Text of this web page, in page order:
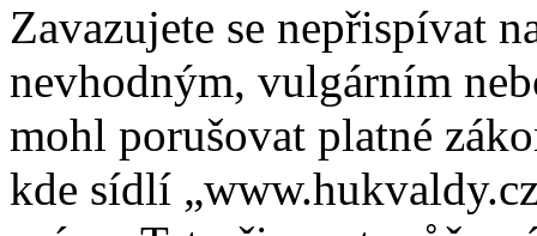
Zavazujete se nepřispívat
nevhodným, vulgárním
mohl porušovat platné
kde sídlí